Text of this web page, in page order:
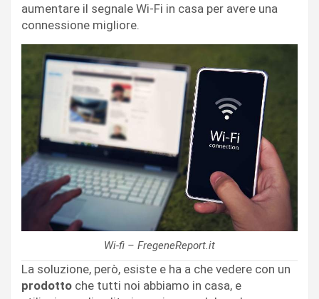
aumentare il segnale Wi-Fi in casa per avere una
connessione migliore.
Wi-fi – FregeneReport.it
La soluzione, però, esiste e ha a che vedere con un
prodotto che tutti noi abbiamo in casa, e